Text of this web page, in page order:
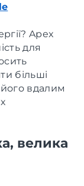
Apex
для
більші
вдалим
велика